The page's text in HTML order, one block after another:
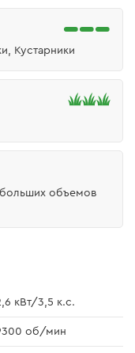
Кустарники
больших объемов
кВт/3,5 к.с.
об/мин